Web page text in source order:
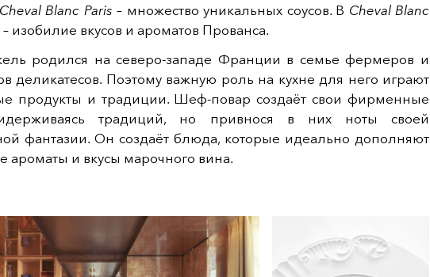
Blanc Paris – множество уникальных соусов. В Cheval Blanc
– изобилие вкусов и ароматов Прованса.
родился на северо-западе Франции в семье фермеров и
деликатесов. Поэтому важную роль на кухне для него играют
продукты и традиции. Шеф-повар создаёт свои фирменные
традиций, но привнося в них ноты своей
фантазии. Он создаёт блюда, которые идеально дополняют
ароматы и вкусы марочного вина.